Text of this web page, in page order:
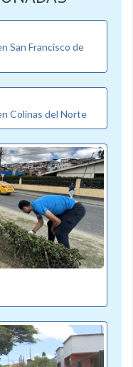
San Francisco de
Colinas del Norte